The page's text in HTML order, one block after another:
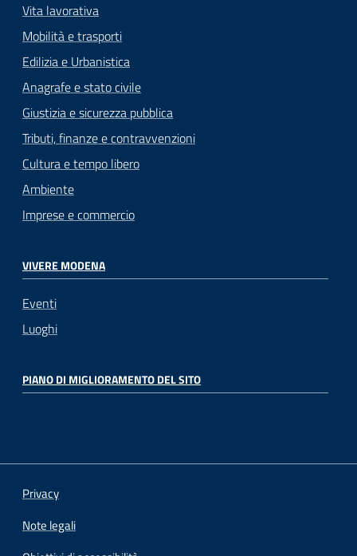
Vita lavorativa
Mobilità e trasporti
Edilizia e Urbanistica
Anagrafe e stato civile
Giustizia e sicurezza pubblica
Tributi, finanze e contravvenzioni
Cultura e tempo libero
Ambiente
Imprese e commercio
VIVERE MODENA
Eventi
Luoghi
PIANO DI MIGLIORAMENTO DEL SITO
Privacy
Note legali